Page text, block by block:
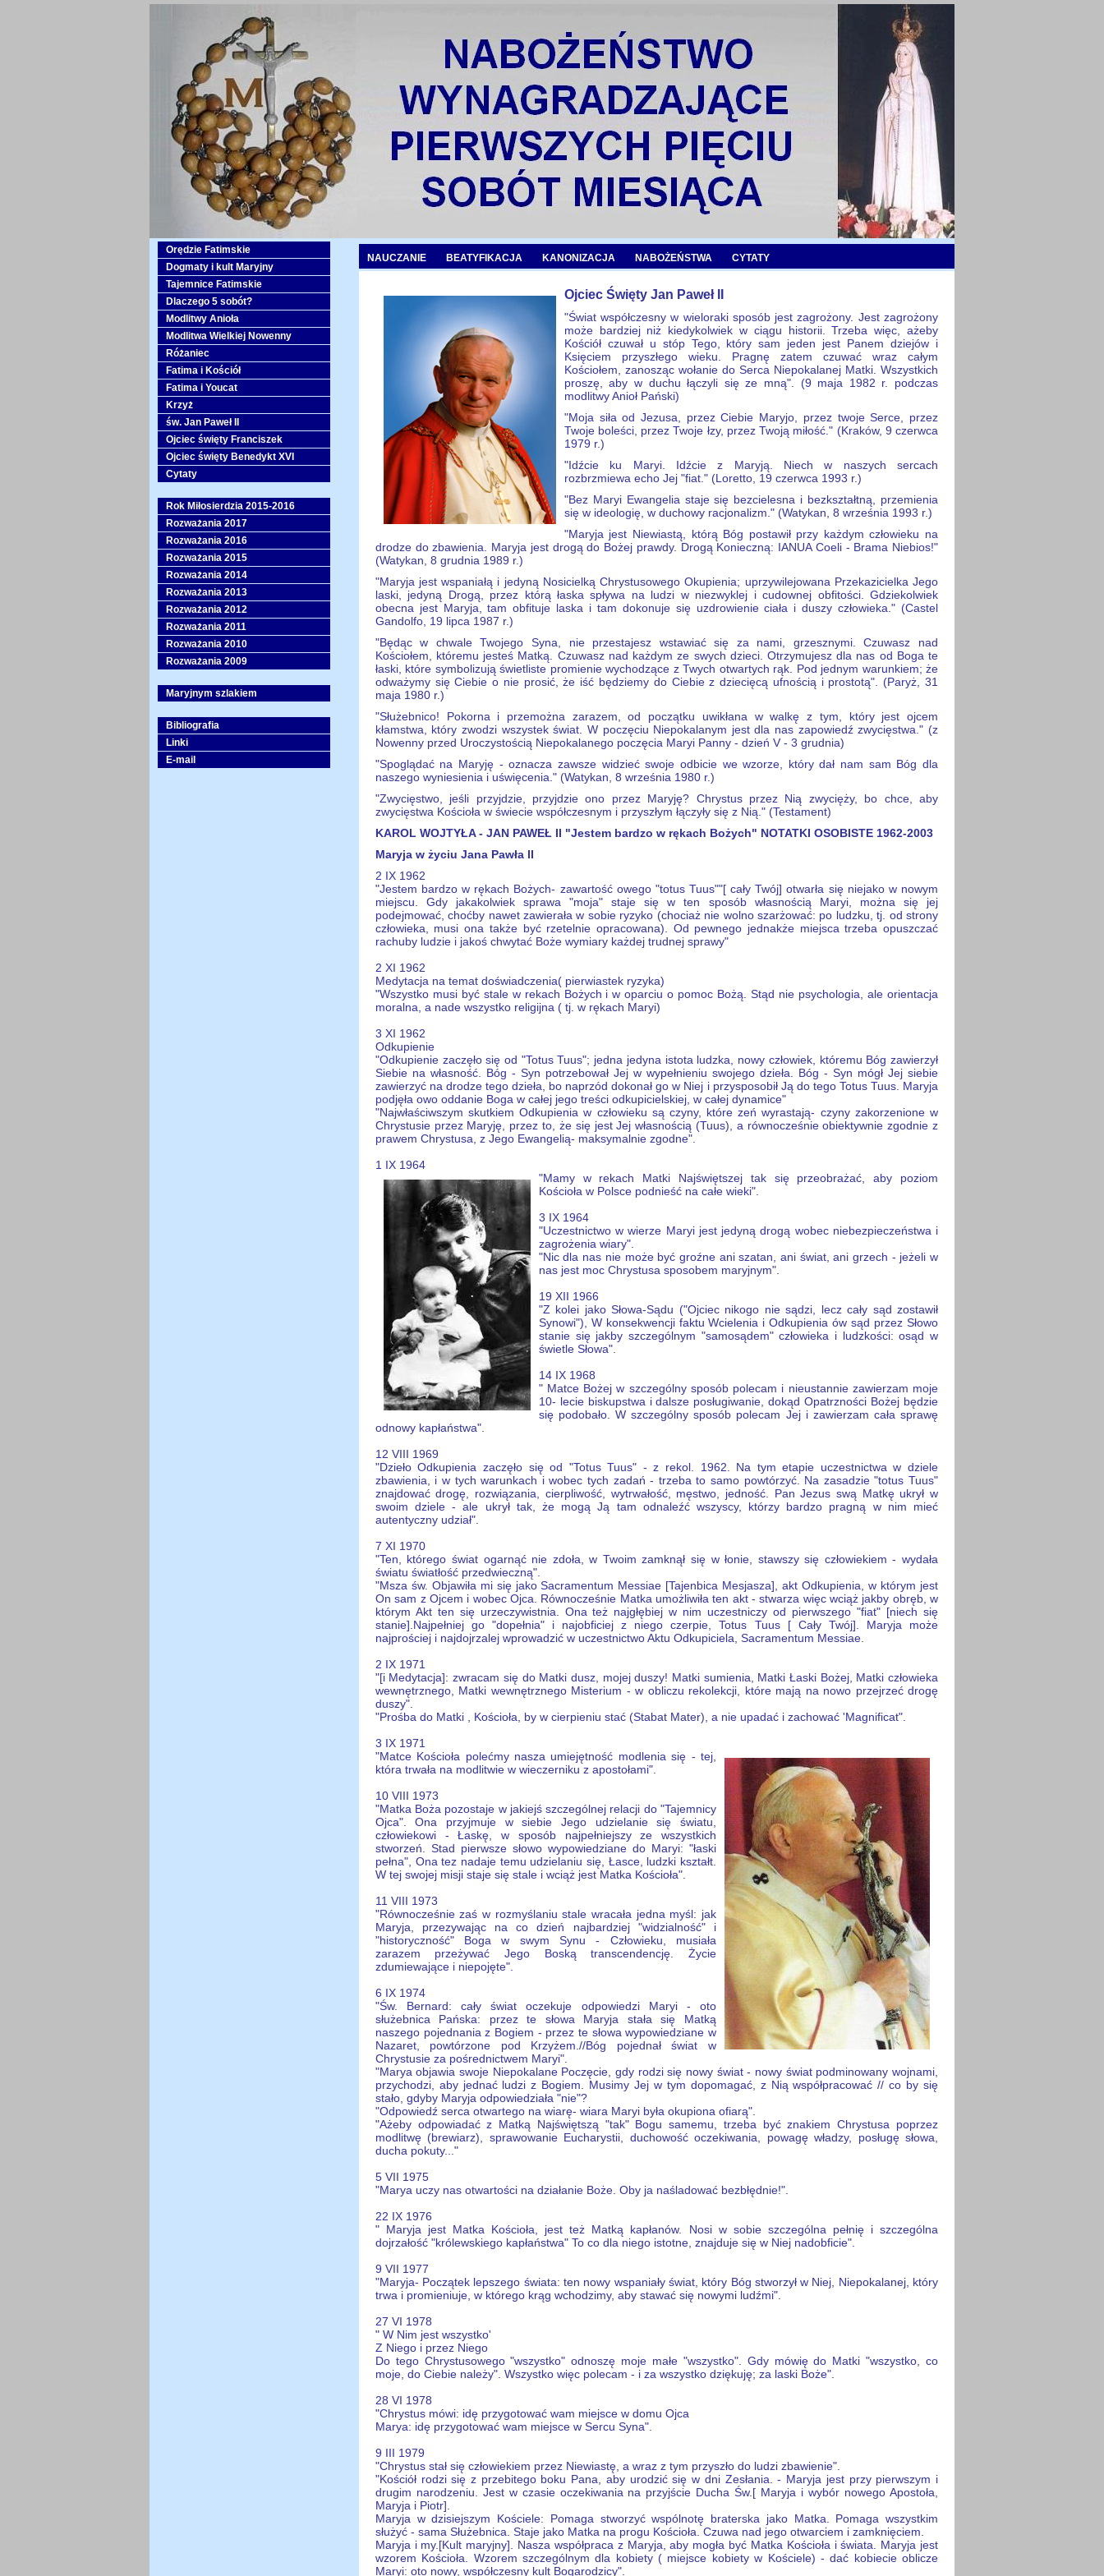
NAUCZANIE BEATYFIKACJA KANONIZACJA NABOŻEŃSTWA CYTATY
Ojciec Święty Jan Paweł II
"Świat współczesny w wieloraki sposób jest zagrożony. Jest zagrożony
może bardziej niż kiedykolwiek w ciągu historii. Trzeba więc, ażeby
Kościół czuwał u stóp Tego, który sam jeden jest Panem dziejów i
Księciem przyszłego wieku. Pragnę zatem czuwać wraz całym
Kościołem, zanosząc wołanie do Serca Niepokalanej Matki. Wszystkich
proszę, aby w duchu łączyli się ze mną". (9 maja 1982 r. podczas
modlitwy Anioł Pański)
"Moja siła od Jezusa, przez Ciebie Maryjo, przez twoje Serce, przez
Twoje boleści, przez Twoje łzy, przez Twoją miłość." (Kraków, 9 czerwca
1979 r.)
"Idźcie ku Maryi. Idźcie z Maryją. Niech w naszych sercach
rozbrzmiewa echo Jej "fiat." (Loretto, 19 czerwca 1993 r.)
"Bez Maryi Ewangelia staje się bezcielesna i bezkształtną, przemienia
się w ideologię, w duchowy racjonalizm." (Watykan, 8 września 1993 r.)
"Maryja jest Niewiastą, którą Bóg postawił przy każdym człowieku na
drodze do zbawienia. Maryja jest drogą do Bożej prawdy. Drogą Konieczną: IANUA Coeli - Brama Niebios!"
(Watykan, 8 grudnia 1989 r.)
"Maryja jest wspaniałą i jedyną Nosicielką Chrystusowego Okupienia; uprzywilejowana Przekazicielka Jego
laski, jedyną Drogą, przez którą łaska spływa na ludzi w niezwyklej i cudownej obfitości. Gdziekolwiek
obecna jest Maryja, tam obfituje laska i tam dokonuje się uzdrowienie ciała i duszy człowieka." (Castel
Gandolfo, 19 lipca 1987 r.)
"Będąc w chwale Twojego Syna, nie przestajesz wstawiać się za nami, grzesznymi. Czuwasz nad
Kościołem, któremu jesteś Matką. Czuwasz nad każdym ze swych dzieci. Otrzymujesz dla nas od Boga te
łaski, które symbolizują świetliste promienie wychodzące z Twych otwartych rąk. Pod jednym warunkiem; że
odważymy się Ciebie o nie prosić, że iść będziemy do Ciebie z dziecięcą ufnością i prostotą". (Paryż, 31
maja 1980 r.)
"Służebnico! Pokorna i przemożna zarazem, od początku uwikłana w walkę z tym, który jest ojcem
kłamstwa, który zwodzi wszystek świat. W poczęciu Niepokalanym jest dla nas zapowiedź zwycięstwa." (z
Nowenny przed Uroczystością Niepokalanego poczęcia Maryi Panny - dzień V - 3 grudnia)
"Spoglądać na Maryję - oznacza zawsze widzieć swoje odbicie we wzorze, który dał nam sam Bóg dla
naszego wyniesienia i uświęcenia." (Watykan, 8 września 1980 r.)
"Zwycięstwo, jeśli przyjdzie, przyjdzie ono przez Maryję? Chrystus przez Nią zwycięży, bo chce, aby
zwycięstwa Kościoła w świecie współczesnym i przyszłym łączyły się z Nią." (Testament)
KAROL WOJTYŁA - JAN PAWEŁ II "Jestem bardzo w rękach Bożych" NOTATKI OSOBISTE 1962-2003
Maryja w życiu Jana Pawła II
2 IX 1962
"Jestem bardzo w rękach Bożych- zawartość owego "totus Tuus""[ cały Twój] otwarła się niejako w nowym
miejscu. Gdy jakakolwiek sprawa "moja" staje się w ten sposób własnością Maryi, można się jej
podejmować, choćby nawet zawierała w sobie ryzyko (chociaż nie wolno szarżować: po ludzku, tj. od strony
człowieka, musi ona także być rzetelnie opracowana). Od pewnego jednakże miejsca trzeba opuszczać
rachuby ludzie i jakoś chwytać Boże wymiary każdej trudnej sprawy"
2 XI 1962
Medytacja na temat doświadczenia( pierwiastek ryzyka)
"Wszystko musi być stale w rekach Bożych i w oparciu o pomoc Bożą. Stąd nie psychologia, ale orientacja
moralna, a nade wszystko religijna ( tj. w rękach Maryi)
3 XI 1962
Odkupienie
"Odkupienie zaczęło się od "Totus Tuus"; jedna jedyna istota ludzka, nowy człowiek, któremu Bóg zawierzył
Siebie na własność. Bóg - Syn potrzebował Jej w wypełnieniu swojego dzieła. Bóg - Syn mógł Jej siebie
zawierzyć na drodze tego dzieła, bo naprzód dokonał go w Niej i przysposobił Ją do tego Totus Tuus. Maryja
podjęła owo oddanie Boga w całej jego treści odkupicielskiej, w całej dynamice"
"Najwłaściwszym skutkiem Odkupienia w człowieku są czyny, które zeń wyrastają- czyny zakorzenione w
Chrystusie przez Maryję, przez to, że się jest Jej własnością (Tuus), a równocześnie obiektywnie zgodnie z
prawem Chrystusa, z Jego Ewangelią- maksymalnie zgodne".
1 IX 1964
"Mamy w rekach Matki Najświętszej tak się przeobrażać, aby poziom
Kościoła w Polsce podnieść na całe wieki".
3 IX 1964
"Uczestnictwo w wierze Maryi jest jedyną drogą wobec niebezpieczeństwa i
zagrożenia wiary".
"Nic dla nas nie może być groźne ani szatan, ani świat, ani grzech - jeżeli w
nas jest moc Chrystusa sposobem maryjnym".
19 XII 1966
"Z kolei jako Słowa-Sądu ("Ojciec nikogo nie sądzi, lecz cały sąd zostawił
Synowi"), W konsekwencji faktu Wcielenia i Odkupienia ów sąd przez Słowo
stanie się jakby szczególnym "samosądem" człowieka i ludzkości: osąd w
świetle Słowa".
14 IX 1968
" Matce Bożej w szczególny sposób polecam i nieustannie zawierzam moje
10- lecie biskupstwa i dalsze posługiwanie, dokąd Opatrzności Bożej będzie
się podobało. W szczególny sposób polecam Jej i zawierzam cała sprawę
odnowy kapłaństwa".
12 VIII 1969
"Dzieło Odkupienia zaczęło się od "Totus Tuus" - z rekol. 1962. Na tym etapie uczestnictwa w dziele
zbawienia, i w tych warunkach i wobec tych zadań - trzeba to samo powtórzyć. Na zasadzie "totus Tuus"
znajdować drogę, rozwiązania, cierpliwość, wytrwałość, męstwo, jedność. Pan Jezus swą Matkę ukrył w
swoim dziele - ale ukrył tak, że mogą Ją tam odnaleźć wszyscy, którzy bardzo pragną w nim mieć
autentyczny udział".
7 XI 1970
"Ten, którego świat ogarnąć nie zdoła, w Twoim zamknął się w łonie, stawszy się człowiekiem - wydała
światu światłość przedwieczną".
"Msza św. Objawiła mi się jako Sacramentum Messiae [Tajenbica Mesjasza], akt Odkupienia, w którym jest
On sam z Ojcem i wobec Ojca. Równocześnie Matka umożliwiła ten akt - stwarza więc wciąż jakby obręb, w
którym Akt ten się urzeczywistnia. Ona też najgłębiej w nim uczestniczy od pierwszego "fiat" [niech się
stanie].Najpełniej go "dopełnia" i najobficiej z niego czerpie, Totus Tuus [ Cały Twój]. Maryja może
najprościej i najdojrzalej wprowadzić w uczestnictwo Aktu Odkupiciela, Sacramentum Messiae.
2 IX 1971
"[i Medytacja]: zwracam się do Matki dusz, mojej duszy! Matki sumienia, Matki Łaski Bożej, Matki człowieka
wewnętrznego, Matki wewnętrznego Misterium - w obliczu rekolekcji, które mają na nowo przejrzeć drogę
duszy".
"Prośba do Matki , Kościoła, by w cierpieniu stać (Stabat Mater), a nie upadać i zachować 'Magnificat".
3 IX 1971
"Matce Kościoła polećmy nasza umiejętność modlenia się - tej,
która trwała na modlitwie w wieczerniku z apostołami".
10 VIII 1973
"Matka Boża pozostaje w jakiejś szczególnej relacji do "Tajemnicy
Ojca". Ona przyjmuje w siebie Jego udzielanie się światu,
człowiekowi - Łaskę, w sposób najpełniejszy ze wszystkich
stworzeń. Stad pierwsze słowo wypowiedziane do Maryi: "łaski
pełna", Ona tez nadaje temu udzielaniu się, Łasce, ludzki kształt.
W tej swojej misji staje się stale i wciąż jest Matka Kościoła".
11 VIII 1973
"Równocześnie zaś w rozmyślaniu stale wracała jedna myśl: jak
Maryja, przezywając na co dzień najbardziej "widzialność" i
"historyczność" Boga w swym Synu - Człowieku, musiała
zarazem przeżywać Jego Boską transcendencję. Życie
zdumiewające i niepojęte".
6 IX 1974
"Św. Bernard: cały świat oczekuje odpowiedzi Maryi - oto
służebnica Pańska: przez te słowa Maryja stała się Matką
naszego pojednania z Bogiem - przez te słowa wypowiedziane w
Nazaret, powtórzone pod Krzyżem.//Bóg pojednał świat w
Chrystusie za pośrednictwem Maryi".
"Marya objawia swoje Niepokalane Poczęcie, gdy rodzi się nowy świat - nowy świat podminowany wojnami,
przychodzi, aby jednać ludzi z Bogiem. Musimy Jej w tym dopomagać, z Nią współpracować // co by się
stało, gdyby Maryja odpowiedziała "nie"?
"Odpowiedź serca otwartego na wiarę- wiara Maryi była okupiona ofiarą".
"Ażeby odpowiadać z Matką Najświętszą "tak" Bogu samemu, trzeba być znakiem Chrystusa poprzez
modlitwę (brewiarz), sprawowanie Eucharystii, duchowość oczekiwania, powagę władzy, posługę słowa,
ducha pokuty..."
5 VII 1975
"Marya uczy nas otwartości na działanie Boże. Oby ja naśladować bezbłędnie!".
22 IX 1976
" Maryja jest Matka Kościoła, jest też Matką kapłanów. Nosi w sobie szczególna pełnię i szczególna
dojrzałość "królewskiego kapłaństwa" To co dla niego istotne, znajduje się w Niej nadobficie".
9 VII 1977
"Maryja- Początek lepszego świata: ten nowy wspaniały świat, który Bóg stworzył w Niej, Niepokalanej, który
trwa i promieniuje, w którego krąg wchodzimy, aby stawać się nowymi ludźmi".
27 VI 1978
" W Nim jest wszystko'
Z Niego i przez Niego
Do tego Chrystusowego "wszystko" odnoszę moje małe "wszystko". Gdy mówię do Matki "wszystko, co
moje, do Ciebie należy". Wszystko więc polecam - i za wszystko dziękuję; za laski Boże".
28 VI 1978
"Chrystus mówi: idę przygotować wam miejsce w domu Ojca
Marya: idę przygotować wam miejsce w Sercu Syna".
9 III 1979
"Chrystus stał się człowiekiem przez Niewiastę, a wraz z tym przyszło do ludzi zbawienie".
"Kościół rodzi się z przebitego boku Pana, aby urodzić się w dni Zesłania. - Maryja jest przy pierwszym i
drugim narodzeniu. Jest w czasie oczekiwania na przyjście Ducha Św.[ Maryja i wybór nowego Apostoła,
Maryja i Piotr].
Maryja w dzisiejszym Kościele: Pomaga stworzyć wspólnotę braterska jako Matka. Pomaga wszystkim
służyć - sama Służebnica. Staje jako Matka na progu Kościoła. Czuwa nad jego otwarciem i zamknięciem.
Maryja i my.[Kult maryjny]. Nasza współpraca z Maryja, aby mogła być Matka Kościoła i świata. Maryja jest
wzorem Kościoła. Wzorem szczególnym dla kobiety ( miejsce kobiety w Kościele) - dać kobiecie oblicze
Maryi: oto nowy, współczesny kult Bogarodzicy".
Orędzie Fatimskie
Dogmaty i kult Maryjny
Tajemnice Fatimskie
Dlaczego 5 sobót?
Modlitwy Anioła
Modlitwa Wielkiej Nowenny
Różaniec
Fatima i Kościół
Fatima i Youcat
Krzyż
św. Jan Paweł II
Ojciec święty Franciszek
Ojciec święty Benedykt XVI
Cytaty
Rok Miłosierdzia 2015-2016
Rozważania 2017
Rozważania 2016
Rozważania 2015
Rozważania 2014
Rozważania 2013
Rozważania 2012
Rozważania 2011
Rozważania 2010
Rozważania 2009
Maryjnym szlakiem
Bibliografia
Linki
E-mail